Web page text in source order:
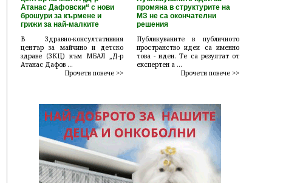
Атанас Дафовски“ с нови
брошури за кърмене и
грижи за най-малките
В Здравно-консултативния
център за майчино и детско
здраве (ЗКЦ) към МБАЛ „Д-р
Атанас Дафов ...
Прочети повече >>
промяна в структурите на
МЗ не са окончателни
решения
Публикуваните в публичното
пространство идеи са именно
това - идеи. Те са резултат от
експертен а ...
Прочети повече >>